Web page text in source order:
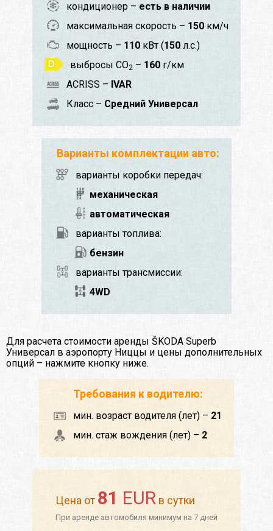
кондиционер – есть в наличии
максимальная скорость – 150 км/ч
мощность – 110 кВт (150 л.с.)
выбросы CO2 – 160 г/км
ACRISS – IVAR
Класс – Средний Универсал
Варианты комплектации авто:
варианты коробки передач:
механическая
автоматическая
варианты топлива:
бензин
варианты трансмиссии:
4WD
Для расчета стоимости аренды ŠKODA Superb
Универсал в аэропорту Ниццы и цены дополнительных
опций – нажмите кнопку ниже.
Требования к водителю:
мин. возраст водителя (лет) – 21
мин. стаж вождения (лет) – 2
Цена от 81 EUR в сутки
При аренде автомобиля минимум на 7 дней